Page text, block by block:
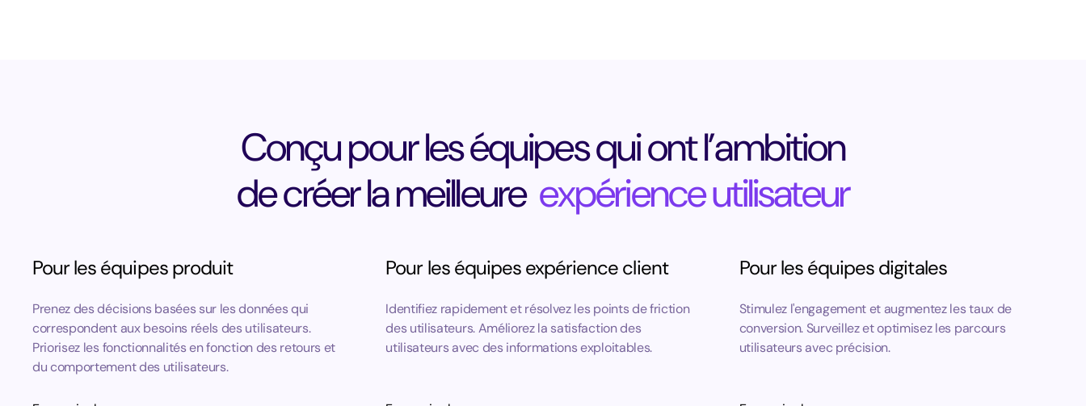
Conçu pour les équipes qui ont l’ambition
de créer la meilleure expérience utilisateur
Pour les équipes produit
Prenez des décisions basées sur les données qui
correspondent aux besoins réels des utilisateurs.
Priorisez les fonctionnalités en fonction des retours et
du comportement des utilisateurs.
Pour les équipes expérience client
Identifiez rapidement et résolvez les points de friction
des utilisateurs. Améliorez la satisfaction des
utilisateurs avec des informations exploitables.
Pour les équipes digitales
Stimulez l'engagement et augmentez les taux de
conversion. Surveillez et optimisez les parcours
utilisateurs avec précision.